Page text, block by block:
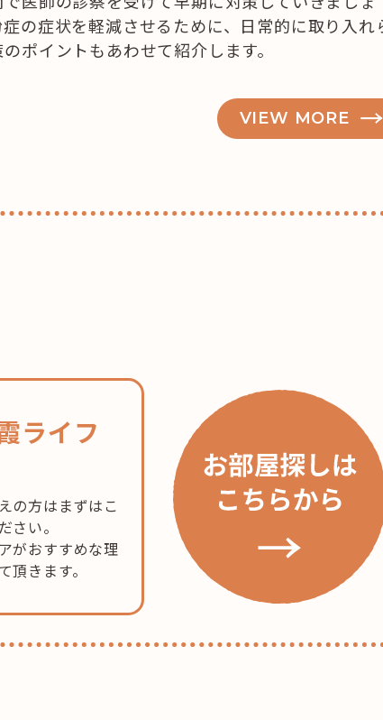
症の症状を軽減させるために、日常的に取り入れ
ポイントもあわせて紹介します。
VIEW MORE
ライフ
の方はまずはこ
さい。
がおすすめな理
頂きます。